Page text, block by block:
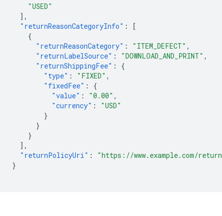
"USED"
],
"returnReasonCategoryInfo" :
[
{
"returnReasonCategory" : "ITEM_DEFECT" ,
"returnLabelSource" : "DOWNLOAD_AND_PRINT" ,
"returnShippingFee" :
{
"type" : "FIXED" ,
"fixedFee" :
{
"value" : "0.00" ,
"currency" :
"USD"
}
}
}
],
"returnPolicyUri" :
"https://www.example.com/
}